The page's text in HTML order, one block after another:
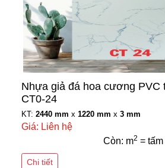
Nhựa giả đá hoa cương PVC
CT0-24
KT: 2440 mm x 1220 mm x 3 mm
Giá: Liên hệ
Còn: m2 = tấm
Chi tiết